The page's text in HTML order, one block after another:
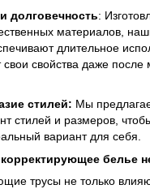
долговечность:
материалов,
длительное
свойства даже после
стилей: Мы
стилей и размеров,
вариант для себя.
белье
трусы не только